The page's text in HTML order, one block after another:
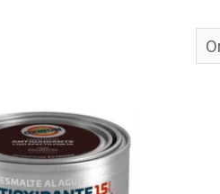
Rango
de
precios:
desde